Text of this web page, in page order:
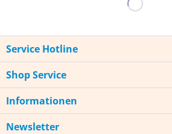
Service Hotline
Shop Service
Informationen
Newsletter